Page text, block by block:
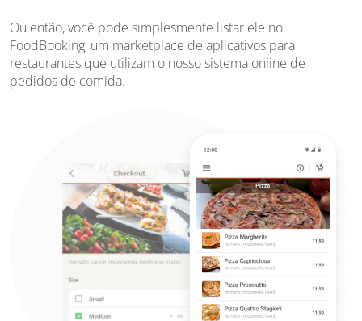
Ou então, você pode simplesmente listar ele no
FoodBooking, um marketplace de aplicativos para
restaurantes que utilizam o nosso sistema online de
pedidos de comida.